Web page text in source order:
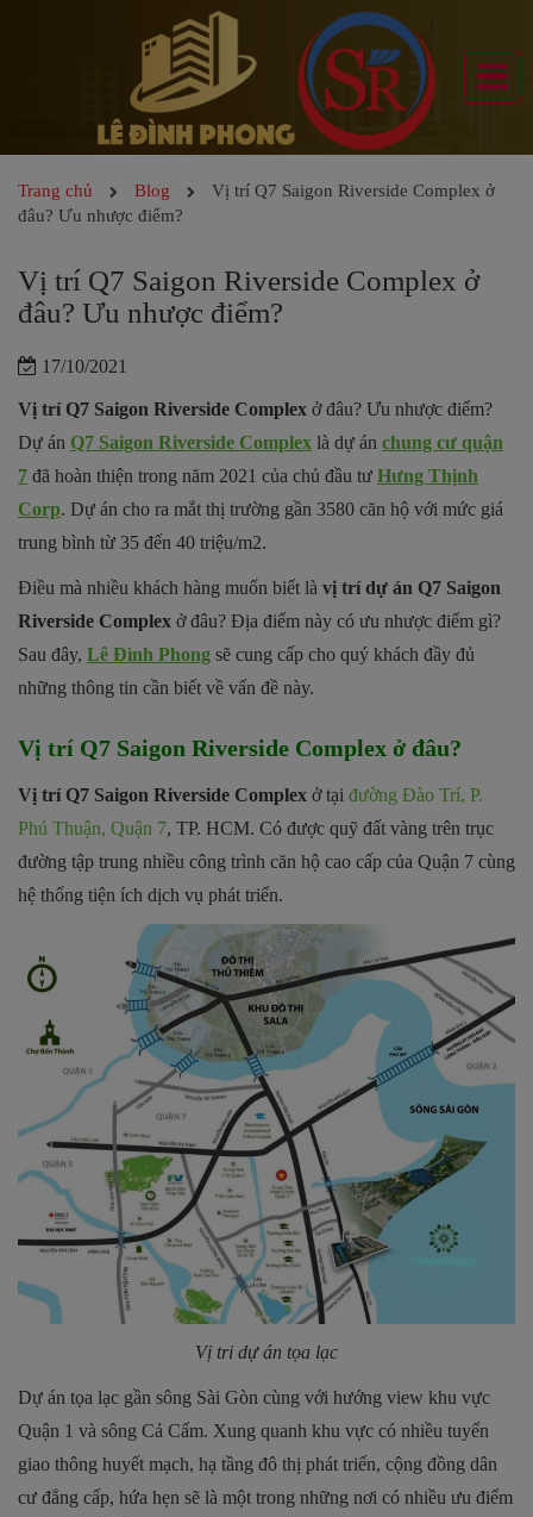
Trang chủ Blog
Vị trí Q7 Saigon Riverside Complex ở
đâu? Ưu nhược điểm?
Vị trí Q7 Saigon Riverside Complex ở
đâu? Ưu nhược điểm?
17/10/2021
Vị trí Q7 Saigon Riverside Complex ở đâu? Ưu nhược điểm?
Dự án Q7 Saigon Riverside Complex là dự án chung cư quận
7 đã hoàn thiện trong năm 2021 của chủ đầu tư Hưng Thịnh
Corp. Dự án cho ra mắt thị trường gần 3580 căn hộ với mức giá
trung bình từ 35 đến 40 triệu/m2.
Điều mà nhiều khách hàng muốn biết là vị trí dự án Q7 Saigon
Riverside Complex ở đâu? Địa điểm này có ưu nhược điểm gì?
Sau đây, Lê Đình Phong sẽ cung cấp cho quý khách đầy đủ
những thông tin cần biết về vấn đề này.
Vị trí Q7 Saigon Riverside Complex ở đâu?
Vị trí Q7 Saigon Riverside Complex ở tại đường Đào Trí, P.
Phú Thuận, Quận 7, TP. HCM. Có được quỹ đất vàng trên trục
đường tập trung nhiều công trình căn hộ cao cấp của Quận 7 cùng
hệ thống tiện ích dịch vụ phát triển.
Vị tri dự án tọa lạc
Dự án tọa lạc gần sông Sài Gòn cùng với hướng view khu vực
Quận 1 và sông Cả Cấm. Xung quanh khu vực có nhiều tuyến
giao thông huyết mạch, hạ tầng đô thị phát triển, cộng đồng dân
cư đẳng cấp, hứa hẹn sẽ là một trong những nơi có nhiều ưu điểm